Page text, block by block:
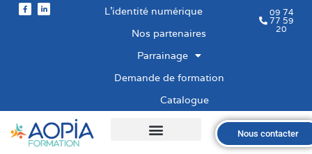
L’identité numérique
Nos partenaires
Parrainage
Demande de formation
Catalogue
09 74
77 59
20
Nous contacter